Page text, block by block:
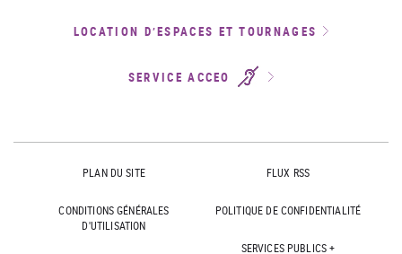
LOCATION D’ESPACES ET TOURNAGES
SERVICE ACCEO
PLAN DU SITE FLUX RSS
CONDITIONS GÉNÉRALES
D'UTILISATION
POLITIQUE DE CONFIDENTIALITÉ
SERVICES PUBLICS +